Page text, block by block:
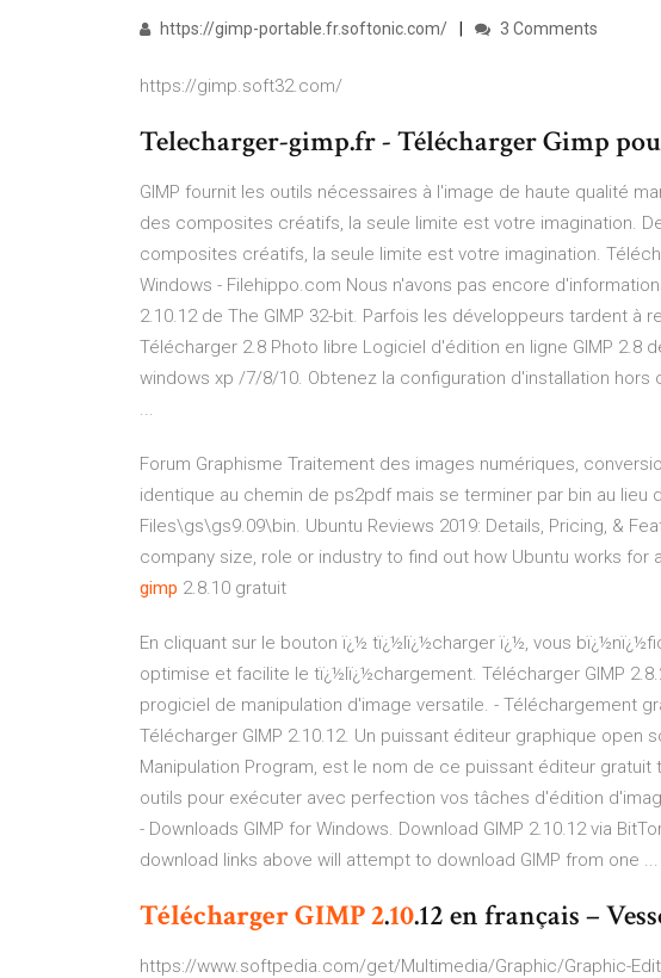
https://gimp-portable.fr.softonic.com/ 3 Comments
https://gimp.soft32.com/
Telecharger-gimp.fr - Télécharger Gimp
GIMP fournit les outils nécessaires à l'image de haute qualité
des composites créatifs, la seule limite est votre imagination.
composites créatifs, la seule limite est votre imagination.
Windows - Filehippo.com Nous n'avons pas encore
2.10.12 de The GIMP 32-bit. Parfois les développeurs tardent à
Télécharger 2.8 Photo libre Logiciel d'édition en ligne GIMP 2.8
windows xp /7/8/10. Obtenez la configuration d'installation hors
...
Forum Graphisme Traitement des images numériques,
identique au chemin de ps2pdf mais se terminer par bin au lieu
Files\gs\gs9.09\bin. Ubuntu Reviews 2019: Details, Pricing, &
company size, role or industry to find out how Ubuntu works for
gimp 2.8.10 gratuit
En cliquant sur le bouton ï¿½ tï¿½lï¿½charger ï¿½, vous
optimise et facilite le tï¿½lï¿½chargement. Télécharger GIMP
progiciel de manipulation d'image versatile. - Téléchargement
Télécharger GIMP 2.10.12. Un puissant éditeur graphique open
Manipulation Program, est le nom de ce puissant éditeur
outils pour exécuter avec perfection vos tâches d'édition
- Downloads GIMP for Windows. Download GIMP 2.10.12 via
download links above will attempt to download GIMP from one ...
TéléchargerGIMP2.10.12 en français –
https://www.softpedia.com/get/Multimedia/Graphic/Graphic-